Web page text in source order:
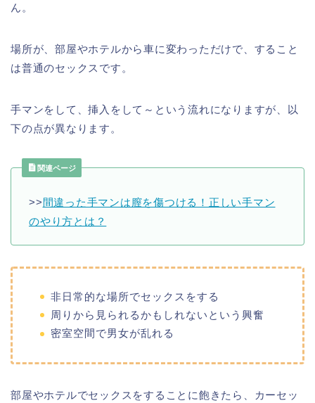
ん。
場所が、部屋やホテルから車に変わっただけで、すること
は普通のセックスです。
手マンをして、挿入をして～という流れになりますが、以
下の点が異なります。
関連ページ
>>間違った手マンは膣を傷つける！正しい手マン
のやり方とは？
非日常的な場所でセックスをする
周りから見られるかもしれないという興奮
密室空間で男女が乱れる
部屋やホテルでセックスをすることに飽きたら、カーセッ